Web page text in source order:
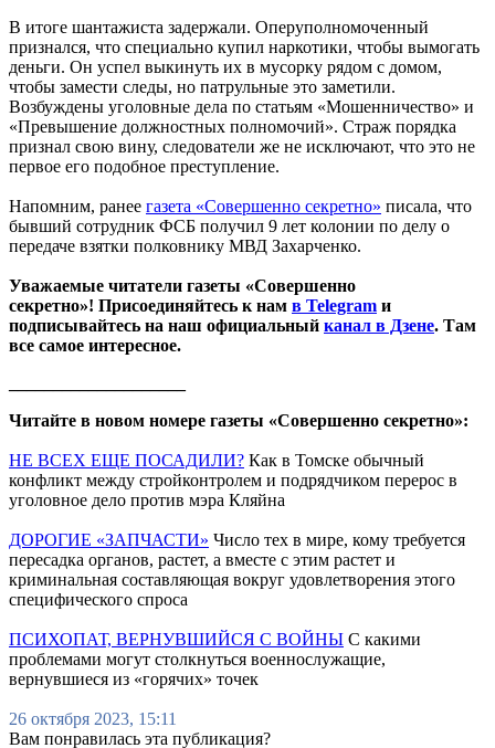
В итоге шантажиста задержали. Оперуполномоченный
признался, что специально купил наркотики, чтобы вымогать
деньги. Он успел выкинуть их в мусорку рядом с домом,
чтобы замести следы, но патрульные это заметили.
Возбуждены уголовные дела по статьям «Мошенничество» и
«Превышение должностных полномочий». Страж порядка
признал свою вину, следователи же не исключают, что это не
первое его подобное преступление.
Напомним, ранее газета «Совершенно секретно» писала, что
бывший сотрудник ФСБ получил 9 лет колонии по делу о
передаче взятки полковнику МВД Захарченко.
Уважаемые читатели газеты «Совершенно
секретно»! Присоединяйтесь к нам в Telegram и
подписывайтесь на наш официальный канал в Дзене. Там
все самое интересное.
Читайте в новом номере газеты «Совершенно секретно»:
НЕ ВСЕХ ЕЩЕ ПОСАДИЛИ? Как в Томске обычный
конфликт между стройконтролем и подрядчиком перерос в
уголовное дело против мэра Кляйна
ДОРОГИЕ «ЗАПЧАСТИ» Число тех в мире, кому требуется
пересадка органов, растет, а вместе с этим растет и
криминальная составляющая вокруг удовлетворения этого
специфического спроса
ПСИХОПАТ, ВЕРНУВШИЙСЯ С ВОЙНЫ С какими
проблемами могут столкнуться военнослужащие,
вернувшиеся из «горячих» точек
26 октября 2023, 15:11
Вам понравилась эта публикация?